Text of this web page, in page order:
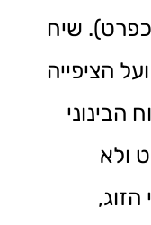
שיח
הציפייה
הבינוני
ולא
הזוג,